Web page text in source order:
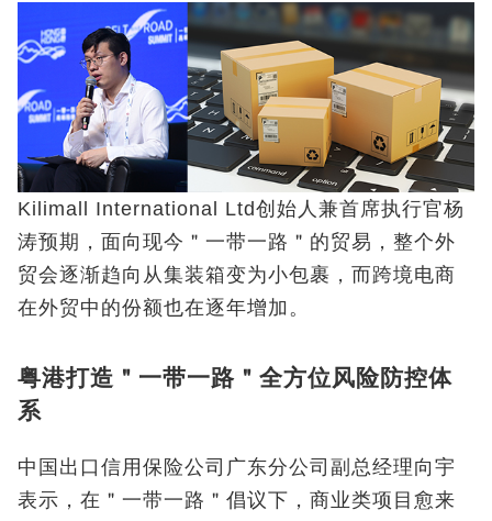
Kilimall International Ltd创始人兼首席执行官杨
涛预期，面向现今＂一带一路＂的贸易，整个外
贸会逐渐趋向从集装箱变为小包裹，而跨境电商
在外贸中的份额也在逐年增加。
粤港打造＂一带一路＂全方位风险防控体
系
中国出口信用保险公司广东分公司副总经理向宇
表示，在＂一带一路＂倡议下，商业类项目愈来